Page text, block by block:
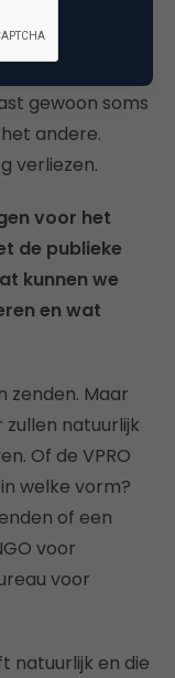
te zijn.
wordt
wordt het
gewoon soms
andere.
verliezen.
voor het
de publieke
kunnen we
en wat
zenden. Maar
natuurlijk
Of de VPRO
welke vorm?
of een
voor
voor
natuurlijk en die